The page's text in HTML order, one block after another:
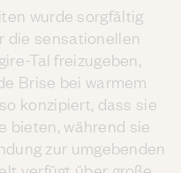
wurde sorgfältig
die sensationellen
Tal freizugeben,
Brise bei warmem
konzipiert, dass sie
bieten, während sie
zur umgebenden